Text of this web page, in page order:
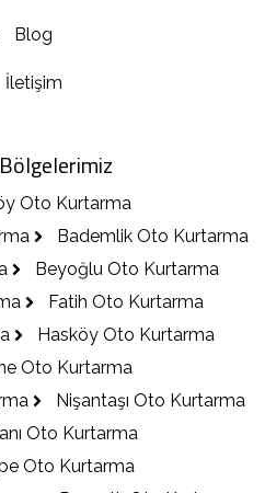
Blog
İletişim
Oto Kurtarma
Bademlik Oto Kurtarma
Beyoğlu Oto Kurtarma
Fatih Oto Kurtarma
Hasköy Oto Kurtarma
Oto Kurtarma
Nişantaşı Oto Kurtarma
Oto Kurtarma
Oto Kurtarma